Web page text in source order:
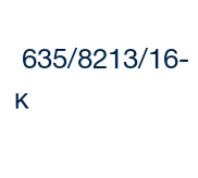
635/8213/16-
к